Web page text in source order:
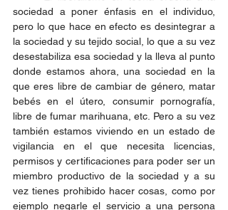
sociedad a poner énfasis en el individuo,
pero lo que hace en efecto es desintegrar a
la sociedad y su tejido social, lo que a su vez
desestabiliza esa sociedad y la lleva al punto
donde estamos ahora, una sociedad en la
que eres libre de cambiar de género, matar
bebés en el útero, consumir pornografía,
libre de fumar marihuana, etc. Pero a su vez
también estamos viviendo en un estado de
vigilancia en el que necesita licencias,
permisos y certificaciones para poder ser un
miembro productivo de la sociedad y a su
vez tienes prohibido hacer cosas, como por
ejemplo negarle el servicio a una persona